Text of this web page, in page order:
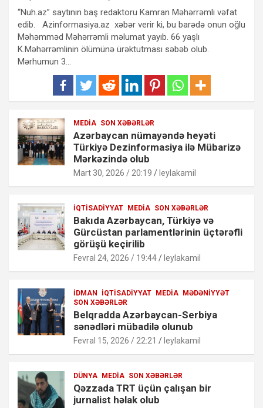
“Nuh.az” saytının baş redaktoru Kamran Məhərrəmli vəfat
edib. Azinformasiya.az xəbər verir ki, bu barədə onun oğlu
Məhəmməd Məhərrəmli məlumat yayıb. 66 yaşlı
K.Məhərrəmlinin ölümünə ürəktutması səbəb olub.
Mərhumun 3…
MEDIA SON XƏBƏRLƏR
Azərbaycan nümayəndə heyəti
Türkiyə Dezinformasiya ilə Mübarizə
Mərkəzində olub
Mart 30, 2026 / 20:19 leylakamil
İQTISADIYYAT MEDIA SON XƏBƏRLƏR
Bakıda Azərbaycan, Türkiyə və
Gürcüstan parlamentlərinin üçtərəfli
görüşü keçirilib
Fevral 24, 2026 / 19:44 leylakamil
İDMAN İQTISADIYYAT MEDIA MƏDƏNIYYƏT
SON XƏBƏRLƏR
Belqradda Azərbaycan-Serbiya
sənədləri mübadilə olunub
Fevral 15, 2026 / 22:21 leylakamil
DÜNYA MEDIA SON XƏBƏRLƏR
Qəzzada TRT üçün çalışan bir
jurnalist həlak olub